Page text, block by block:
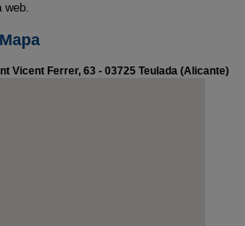
web.
Vicent Ferrer, 63 - 03725 Teulada (Alicante)